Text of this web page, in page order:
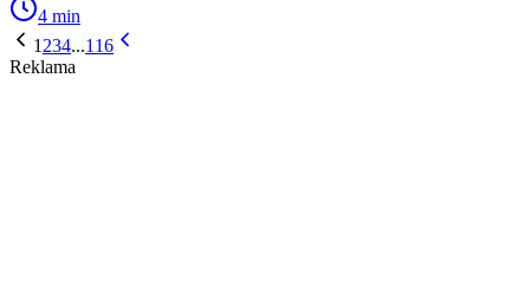
4 min
1 234...116
Reklama